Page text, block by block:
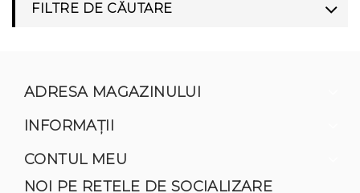
FILTRE DE CĂUTARE
ADRESA MAGAZINULUI
INFORMAŢII
CONTUL MEU
NOI PE RETELE DE SOCIALIZARE